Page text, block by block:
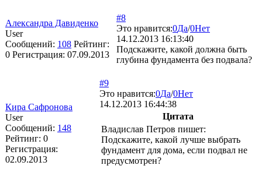
Александра Давиденко
User
Сообщений: 108 Рейтинг:
0 Регистрация: 07.09.2013
#8
Это нравится:0Да/0Нет
14.12.2013 16:13:40
Подскажите, какой должна быть
глубина фундамента без подвала?
Кира Сафронова
User
Сообщений: 148
Рейтинг: 0
Регистрация:
02.09.2013
#9
Это нравится:0Да/0Нет
14.12.2013 16:44:38
Цитата
Владислав Петров пишет:
Подскажите, какой лучше выбрать
фундамент для дома, если подвал не
предусмотрен?